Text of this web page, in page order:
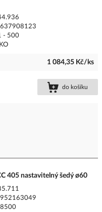
- 500
1 084,35 Kč/ks
do košíku
405 nastavitelný šedý ø60